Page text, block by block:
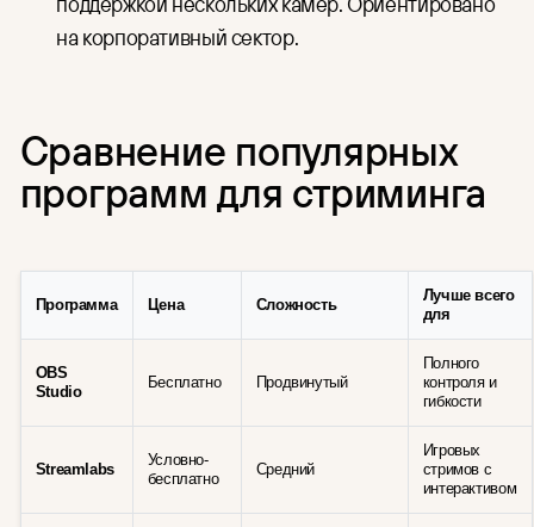
на корпоративный сектор.
Сравнение популярных
программ для стриминга
Программа Цена Сложность
Лучше всего
для
OBS
Studio
Бесплатно Продвинутый
Полного
контроля и
гибкости
Streamlabs
Условно-
бесплатно
Средний
Игровых
стримов с
интерактивом